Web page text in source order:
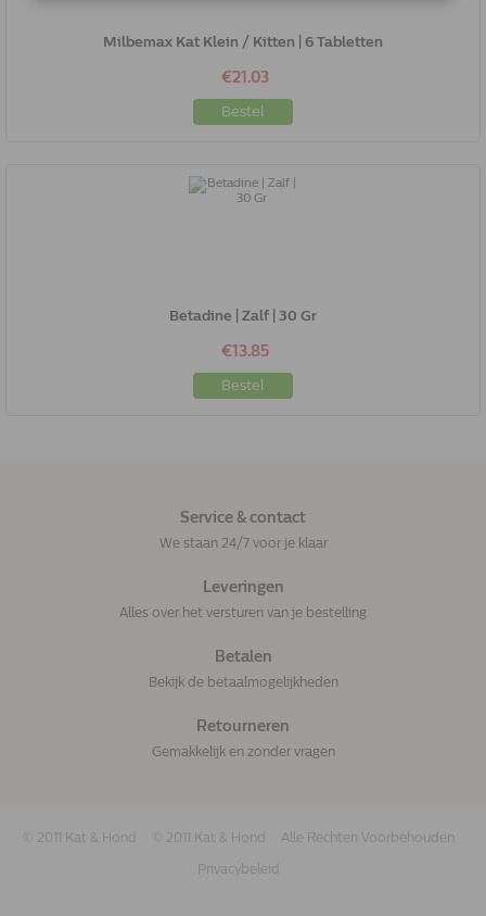
Milbemax Kat Klein / Kitten | 6 Tabletten
€21.03
Bestel
Betadine | Zalf | 30 Gr
€13.85
Bestel
Service & contact
We staan 24/7 voor je klaar
Leveringen
Alles over het versturen van je bestelling
Betalen
Bekijk de betaalmogelijkheden
Retourneren
Gemakkelijk en zonder vragen
© 2011 Kat & Hond © 2011 Kat & Hond Alle Rechten Voorbehouden
Privacybeleid